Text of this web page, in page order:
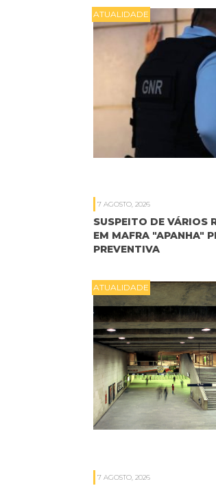
ATUALIDADE
7 AGOSTO, 2026
SUSPEITO DE VÁRIOS
EM MAFRA "APANHA"
PREVENTIVA
ATUALIDADE
7 AGOSTO, 2026